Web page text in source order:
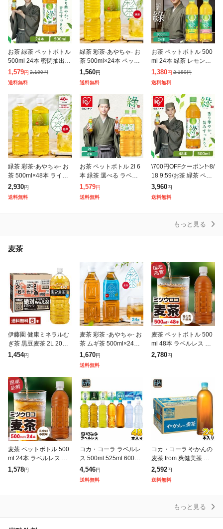
お茶 緑茶 ペットボトル
500ml 24本 密閉抽出
香り高い 旨みすっきり
まろやか 飲みやすい 食
事 朝に合う まとめ買い
1,579円 2,180円
送料無料
緑茶 彩茶-あやちゃ- お
茶 500ml×24本 ペット
ボトル ライフドリンク
カンパニー LIFEDRINK
日本茶 まとめ買い
1,560円
送料無料
お茶 ペットボトル 500
ml 24本 緑茶 レモンフ
レーバー 白桃フレーバ
ー 低温密閉抽出 すっき
り まろやか 飲みやすい
1,380円 2,180円
送料無料
緑茶 彩茶-あやちゃ- お
茶 500ml×48本 ライフ
ドリンクカンパニー LIF
EDRINK 日本茶 まとめ
買い ペットボト
2,930円
送料無料
お茶 ペットボトル 2l 6
本 緑茶 選べる ラベル
レス りょく 大容量 ま
とめ買い 箱買い ケース
箱 旨み すっきり ほど
1,579円
送料無料
\700円OFFクーポン!~8/
18 9:59/お茶 緑茶 ペッ
トボトル 500ml 48本 (2
3,960円
送料無料
もっと見る
麦茶
伊藤園 健康ミネラルむ
ぎ茶 黒豆麦茶 2L 2000
ml ペットボトル 6本 1
1,454円
麦茶 彩茶 -あやちゃ- お
茶 ムギ茶 500ml×24本
六条大麦 ライフドリン
クカンパニー LIFEDRI
NK 日本茶 ペッ
1,670円
送料無料
麦茶 ペットボトル 500
ml 48本 ラベルレス ミ
ツウロコ 24本 2箱セッ
2,780円
麦茶 ペットボトル 500
ml 24本 ラベルレス ミ
ツウロコ 国産大麦 10
1,578円
コカ・コーラ ラベルレ
ス 500ml 525ml 600ml
650ml ペットボトル 選
べる 48本 (24本×2) 機
能性表
4,546円
送料無料
コカ・コーラ やかんの
麦茶 from 爽健美茶 ラ
ベルレス 650ml ペット
ボトル 24本入 お茶 む
ぎちゃ むぎ茶 カフェイ
2,592円
送料無料
もっと見る